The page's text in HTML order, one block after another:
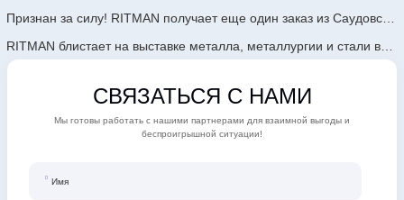
СВЯЗАТЬСЯ С НАМИ
Мы готовы работать с нашими партнерами для взаимной выгоды и
беспроигрышной ситуации!
Имя